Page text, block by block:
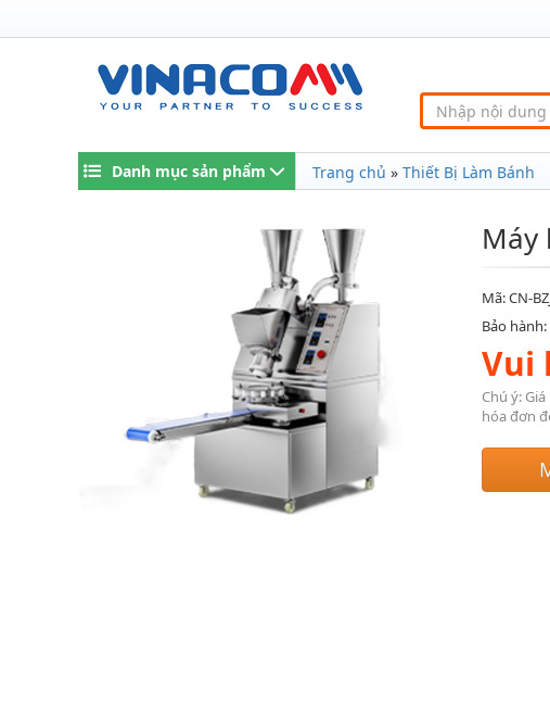
Danh mục sản phẩm Trang chủ » Thiết Bị Làm Bánh
Máy
Mã: CN-
Bảo
Vui
Chú ý:
hóa đơn